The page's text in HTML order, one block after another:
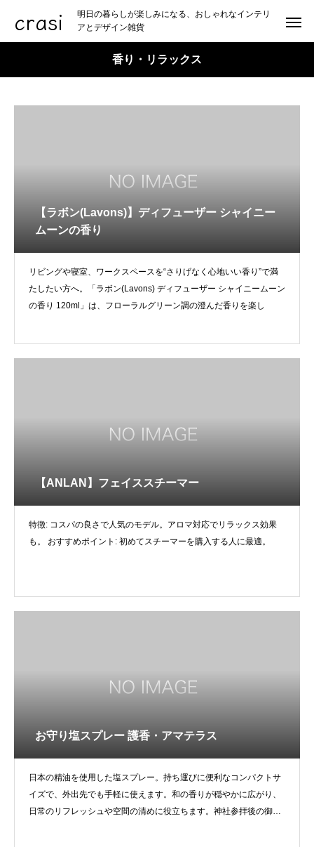
crasi
明日の暮らしが楽しみになる、おしゃれなインテリ
アとデザイン雑貨
香り・リラックス
【ラボン(Lavons)】ディフューザー シャイニー
ムーンの香り
リビングや寝室、ワークスペースを“さりげなく心地いい香り”で満
たしたい方へ。「ラボン(Lavons) ディフューザー シャイニームーン
の香り 120ml」は、フローラルグリーン調の澄んだ香りを楽し
【ANLAN】フェイススチーマー
特徴: コスパの良さで人気のモデル。アロマ対応でリラックス効果
も。 おすすめポイント: 初めてスチーマーを購入する人に最適。
お守り塩スプレー 護香・アマテラス
日本の精油を使用した塩スプレー。持ち運びに便利なコンパクトサ
イズで、外出先でも手軽に使えます。和の香りが穏やかに広がり、
日常のリフレッシュや空間の清めに役立ちます。神社参拝後の御守